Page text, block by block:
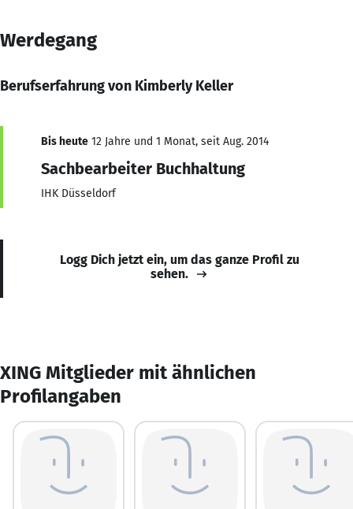
Werdegang
Berufserfahrung von Kimberly Keller
Bis heute 12 Jahre und 1 Monat, seit Aug. 2014
Sachbearbeiter Buchhaltung
IHK Düsseldorf
Logg Dich jetzt ein, um das ganze Profil zu
sehen.
XING Mitglieder mit ähnlichen
Profilangaben